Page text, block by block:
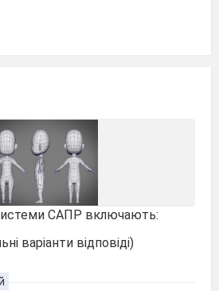
САПР включають:
варіанти відповіді)